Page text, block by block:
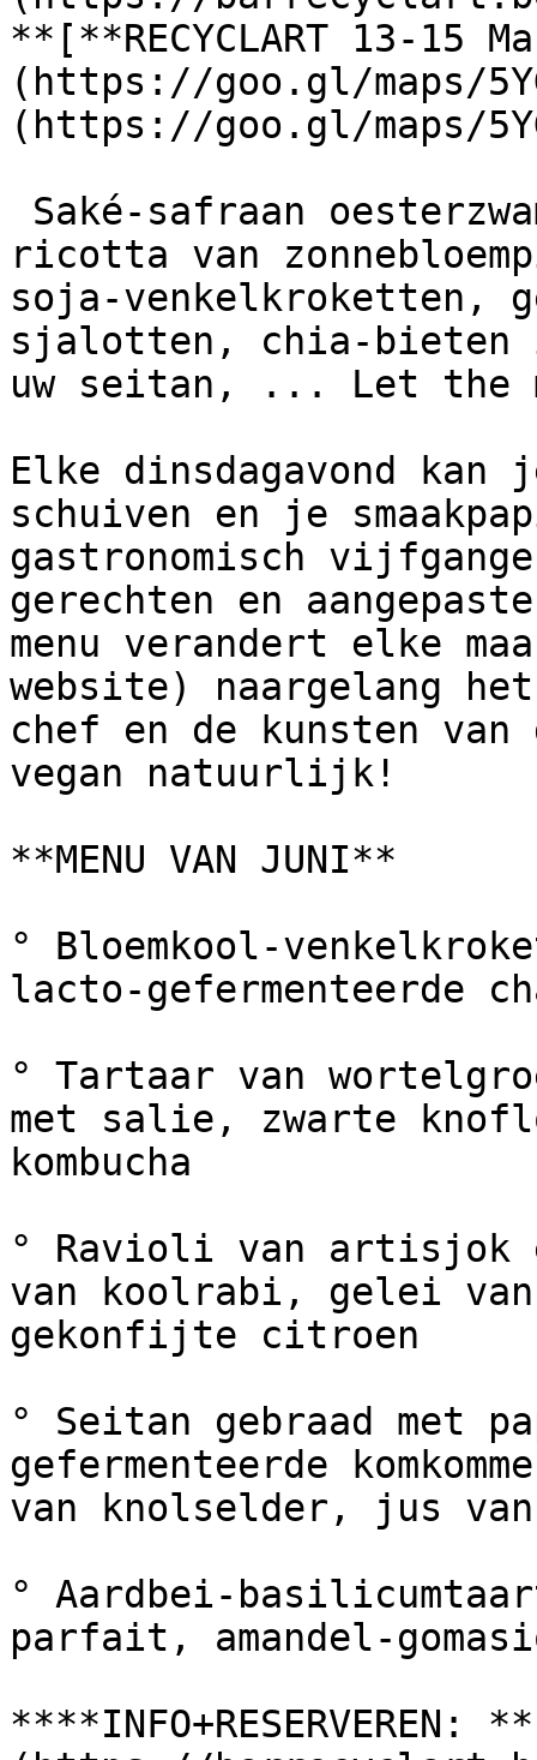
**[**RECYCLART 13-15
(https://goo.gl/maps/
(https://goo.gl/maps/
ricotta van
soja-venkelkroketten,
sjalotten, chia-
uw seitan, ... Let the
Elke dinsdagavond
schuiven en je
gastronomisch
gerechten en
menu verandert elke
website) naargelang
chef en de kunsten van
vegan natuurlijk!
**MENU VAN JUNI**
° Bloemkool-
lacto-gefermenteerde
° Tartaar van
met salie, zwarte
kombucha
° Ravioli van artisjok
van koolrabi, gelei
gekonfijte citroen
° Seitan gebraad met
gefermenteerde
van knolselder, jus
° Aardbei-
parfait, amandel-
****INFO+RESERVEREN: